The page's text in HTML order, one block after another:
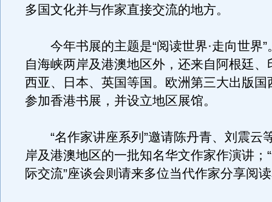
多国文化并与作家直接交流的地方。
今年书展的主题是“阅读世界·走向世界”
自海峡两岸及港澳地区外，还来自阿根廷、
西亚、日本、英国等国。欧洲第三大出版国
参加香港书展，并设立地区展馆。
“名作家讲座系列”邀请陈丹青、刘震云
岸及港澳地区的一批知名华文作家作演讲；
际交流”座谈会则请来多位当代作家分享阅